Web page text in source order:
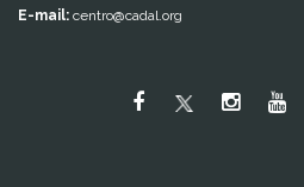
E-mail: centro@cadal.org